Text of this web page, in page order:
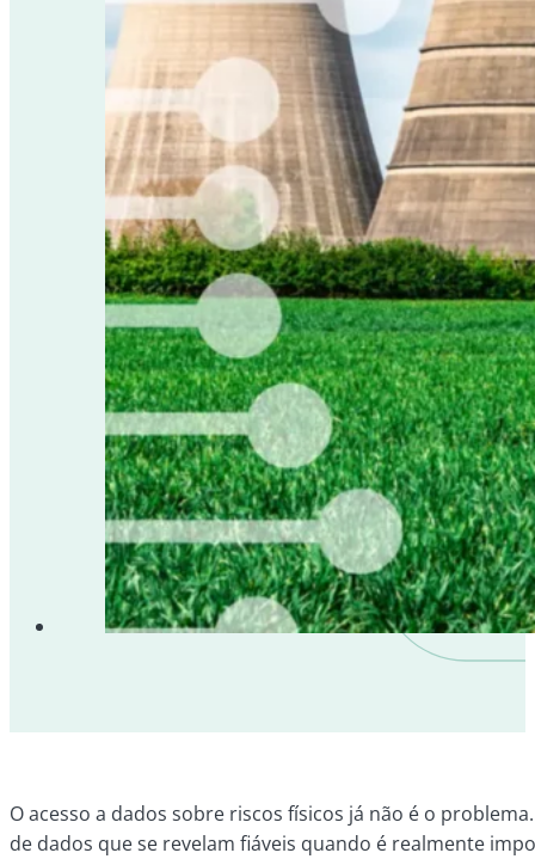
O acesso a dados sobre riscos físicos já não é o
de dados que se revelam fiáveis quando é realmente